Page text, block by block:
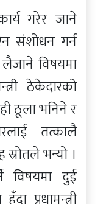
गरेर जाने
संशोधन गर्न
लैजाने विषयमा
ठेकेदारको
ठूला भनिने र
तत्कालै
स्रोतले भन्यो ।
विषयमा दुई